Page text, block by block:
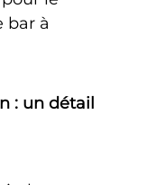
bar à
: un détail